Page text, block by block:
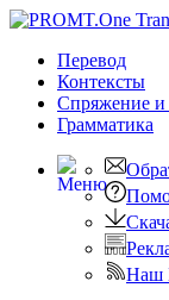
Перевод
Контексты
Спряжение и
Грамматика
Наш